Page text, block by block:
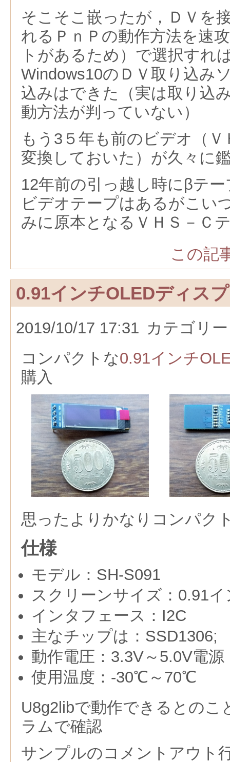
そこそこ嵌ったが，ＤＶを
れるＰｎＰの動作方法を速
トがあるため）で選択すれ
Windows10のＤＶ取り込み
込みはできた（実は取り込
動方法が判っていない）
もう3５年も前のビデオ（
変換しておいた）が久々に
12年前の引っ越し時にβテ
ビデオテープはあるがこい
みに原本となるＶＨＳ－Ｃ
この記
0.91インチOLEDディス
2019/10/17 17:31 カテゴリ
コンパクトな0.91インチ
購入
思ったよりかなりコンパク
仕様
モデル：SH-S091
スクリーンサイズ：0.91イ
インタフェース：I2C
主なチップは：SSD1306;
動作電圧：3.3V～5.0V電源
使用温度：-30℃～70℃
U8g2libで動作できるとのこ
ラムで確認
サンプルのコメントアウト